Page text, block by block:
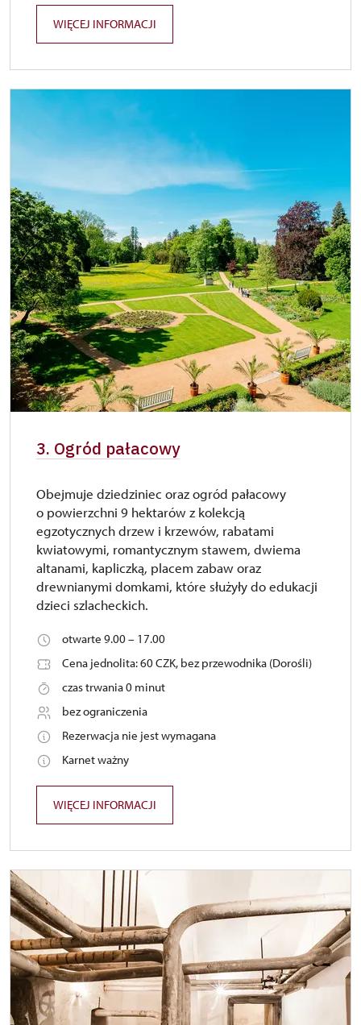
WIĘCEJ INFORMACJI
3. Ogród pałacowy
Obejmuje dziedziniec oraz ogród pałacowy
o powierzchni 9 hektarów z kolekcją
egzotycznych drzew i krzewów, rabatami
kwiatowymi, romantycznym stawem, dwiema
altanami, kapliczką, placem zabaw oraz
drewnianymi domkami, które służyły do edukacji
dzieci szlacheckich.
otwarte 9.00 – 17.00
Cena jednolita: 60 CZK, bez przewodnika (Dorośli)
czas trwania 0 minut
bez ograniczenia
Rezerwacja nie jest wymagana
Karnet ważny
WIĘCEJ INFORMACJI